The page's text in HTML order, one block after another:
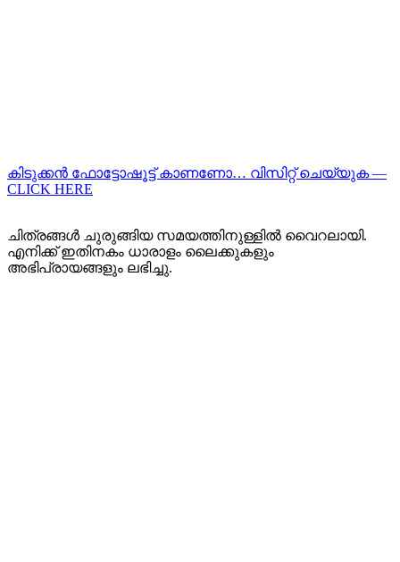
കിടുക്കന്‍ ഫോട്ടോഷൂട്ട്‌ കാണണോ… വിസിറ്റ് ചെയ്യുക —
CLICK HERE
ചിത്രങ്ങൾ ചുരുങ്ങിയ സമയത്തിനുള്ളിൽ വൈറലായി.
എനിക്ക് ഇതിനകം ധാരാളം ലൈക്കുകളും
അഭിപ്രായങ്ങളും ലഭിച്ചു.